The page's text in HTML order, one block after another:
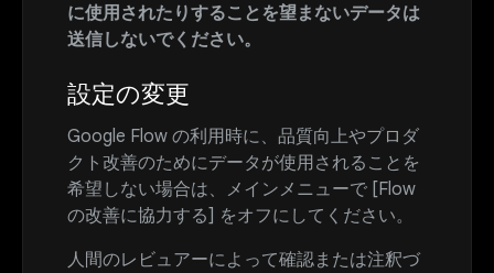
に使用されたりすることを望まないデータは
送信しないでください。
設定の変更
Google Flow の利用時に、品質向上やプロダ
クト改善のためにデータが使用されることを
希望しない場合は、メインメニューで [Flow
の改善に協力する] をオフにしてください。
人間のレビュアーによって確認または注釈づ